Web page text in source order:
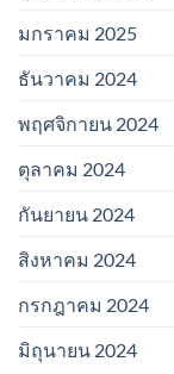
มกราคม 2025
ธันวาคม 2024
พฤศจิกายน 2024
ตุลาคม 2024
กันยายน 2024
สิงหาคม 2024
กรกฎาคม 2024
มิถุนายน 2024